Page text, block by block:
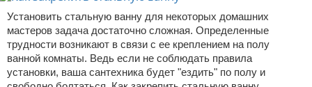
Установить стальную ванну для некоторых домашних
мастеров задача достаточно сложная. Определенные
трудности возникают в связи с ее креплением на полу
ванной комнаты. Ведь если не соблюдать правила
установки, ваша сантехника будет "ездить" по полу и